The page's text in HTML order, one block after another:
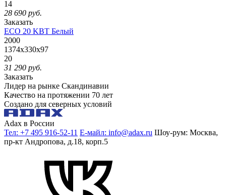
14
28 690 руб.
Заказать
ECO 20 KBT Белый
2000
1374x330x97
20
31 290 руб.
Заказать
Лидер на рынке Скандинавии
Качество на протяжении 70 лет
Создано для северных условий
Adax в России
Тел: +7 495 916-52-11 Е-майл: info@adax.ru Шоу-рум: Москва,
пр-кт Андропова, д.18, корп.5